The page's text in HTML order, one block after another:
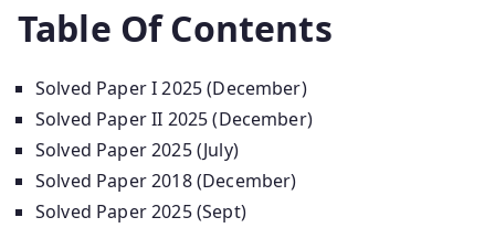
Table Of Contents
Solved Paper I 2025 (December)
Solved Paper II 2025 (December)
Solved Paper 2025 (July)
Solved Paper 2018 (December)
Solved Paper 2025 (Sept)